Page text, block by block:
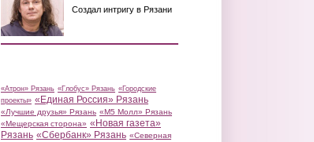
Создал интригу в Рязани
«Атрон» Рязань «Глобус» Рязань «Городские
проекты» «Единая Россия» Рязань
«Лучшие друзья» Рязань «М5 Молл» Рязань
«Мещерская сторона» «Новая газета»
Рязань «Сбербанк» Рязань «Северная